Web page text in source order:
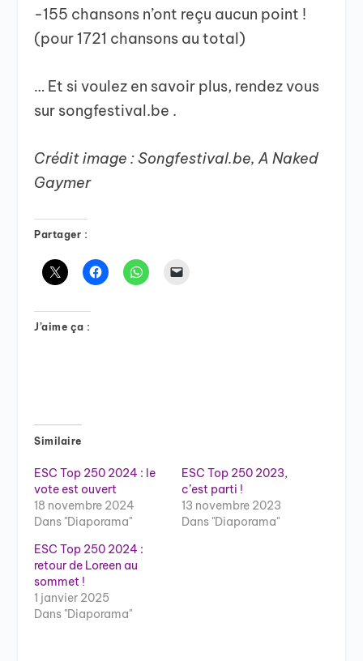
-155 chansons n’ont reçu aucun point !
(pour 1721 chansons au total)
… Et si voulez en savoir plus, rendez vous
sur songfestival.be .
Crédit image : Songfestival.be, A Naked
Gaymer
Partager :
J’aime ça :
Similaire
ESC Top 250 2024 : le
vote est ouvert
18 novembre 2024
Dans "Diaporama"
ESC Top 250 2023,
c’est parti !
13 novembre 2023
Dans "Diaporama"
ESC Top 250 2024 :
retour de Loreen au
sommet !
1 janvier 2025
Dans "Diaporama"